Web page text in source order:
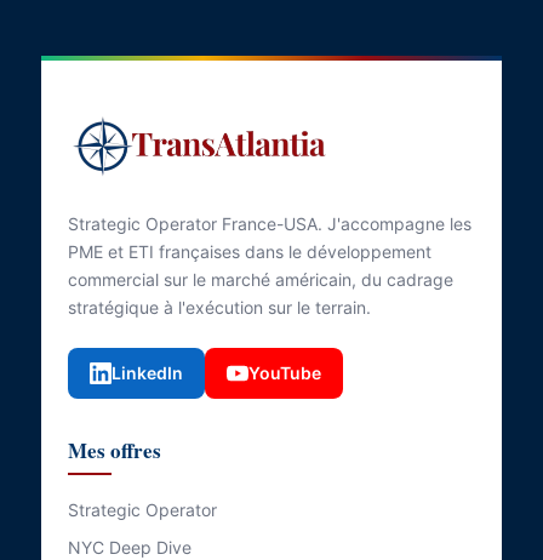
Strategic Operator France-USA. J'accompagne les
PME et ETI françaises dans le développement
commercial sur le marché américain, du cadrage
stratégique à l'exécution sur le terrain.
LinkedIn YouTube
Mes offres
Strategic Operator
NYC Deep Dive